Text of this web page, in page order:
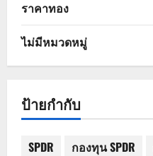
ราคาทอง
ไม่มีหมวดหมู่
ป้ายกำกับ
SPDR กองทุน SPDR